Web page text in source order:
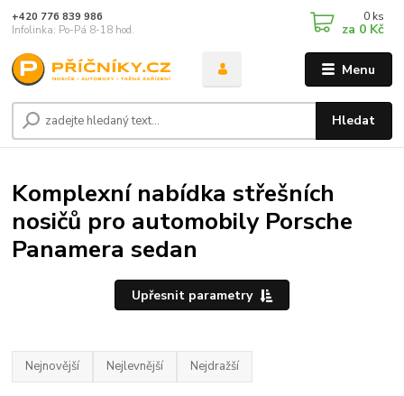
Menu
Hledat
+420 776 839 986
Infolinka: Po-Pá 8-18 hod.
0 ks
za 0 Kč
Komplexní nabídka střešních
nosičů pro automobily Porsche
Panamera sedan
Upřesnit parametry
Nejnovější Nejlevnější Nejdražší